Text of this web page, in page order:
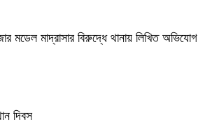
মডেল মাদ্রাসার বিরুদ্ধে থানায় লিখিত অভিযোগ
দিবস